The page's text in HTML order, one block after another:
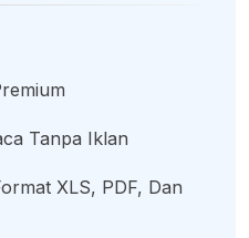
Tanpa Iklan
XLS, PDF, Dan